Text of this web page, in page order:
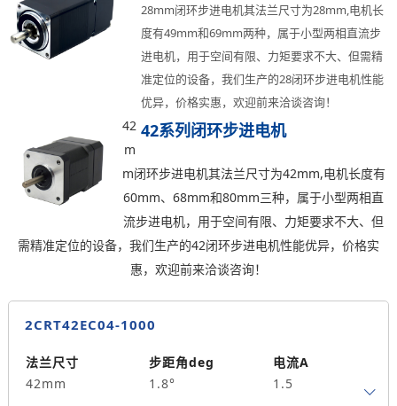
28mm闭环步进电机其法兰尺寸为28mm,电机长
度有49mm和69mm两种，属于小型两相直流步
进电机，用于空间有限、力矩要求不大、但需精
准定位的设备，我们生产的28闭环步进电机性能
优异，价格实惠，欢迎前来洽谈咨询！
42系列闭环步进电机
42
m
m闭环步进电机其法兰尺寸为42mm,电机长度有
60mm、68mm和80mm三种，属于小型两相直
流步进电机，用于空间有限、力矩要求不大、但
需精准定位的设备，我们生产的42闭环步进电机性能优异，价格实
惠，欢迎前来洽谈咨询！
2CRT42EC04-1000
法兰尺寸
42mm
步距角deg
1.8°
电流A
1.5